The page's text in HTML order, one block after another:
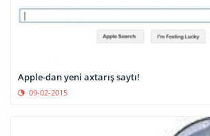
Apple-dan yeni axtarış saytı!
09-02-2015